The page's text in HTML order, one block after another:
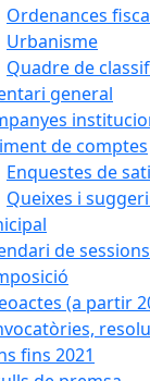
Ordenances
Urbanisme
Quadre de
general
de comptes
Enquestes de
Queixes i
de sessions
(a partir
fins 2021